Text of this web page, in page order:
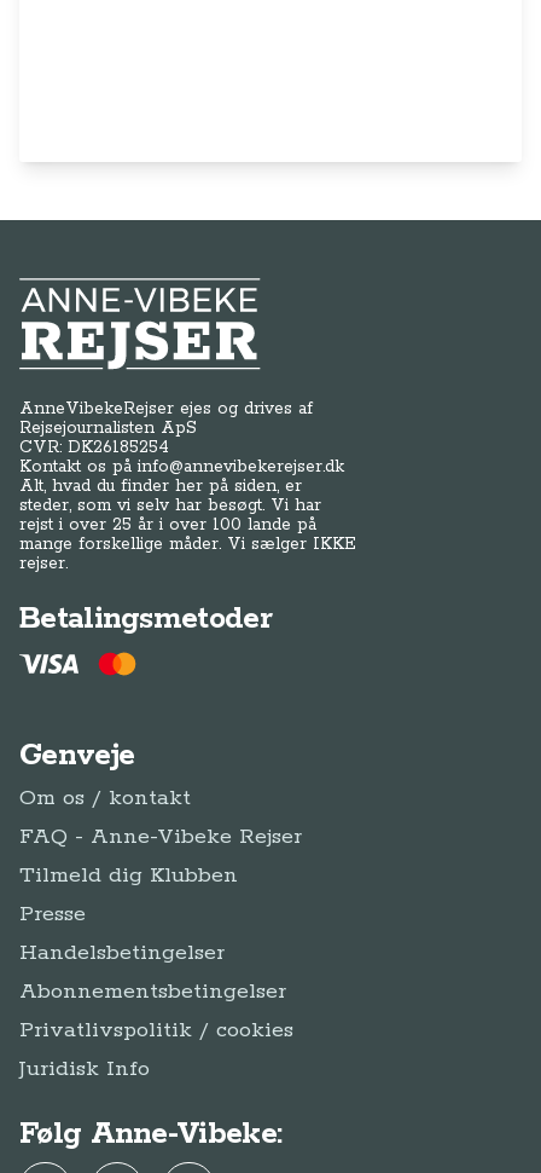
Anne-Vibeke Rejser
AnneVibekeRejser ejes og drives af
Rejsejournalisten ApS
CVR: DK26185254
Kontakt os påinfo@annevibekerejser.dk
Alt, hvad du finder her på siden, er
steder, som vi selv har besøgt. Vi har
rejst i over 25 år i over 100 lande på
mange forskellige måder. Vi sælger IKKE
rejser.
Betalingsmetoder
Genveje
Om os / kontakt
FAQ - Anne-Vibeke Rejser
Tilmeld dig Klubben
Presse
Handelsbetingelser
Abonnementsbetingelser
Privatlivspolitik / cookies
Juridisk Info
Følg Anne-Vibeke: